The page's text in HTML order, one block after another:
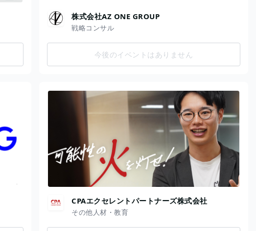
株式会社AZ ONE GROUP
戦略コンサル
今後のイベントはありません
CPAエクセレントパートナーズ株式会社
その他人材・教育